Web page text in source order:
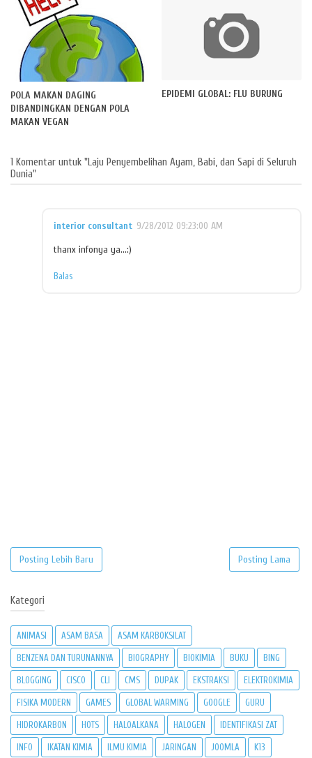
POLA MAKAN DAGING
DIBANDINGKAN DENGAN POLA
MAKAN VEGAN
EPIDEMI GLOBAL: FLU BURUNG
1 Komentar untuk "Laju Penyembelihan Ayam, Babi, dan Sapi di Seluruh
Dunia"
interior consultant 9/28/2012 09:23:00 AM
thanx infonya ya...:)
Balas
Posting Lebih Baru Posting Lama
Kategori
ANIMASI ASAM BASA ASAM KARBOKSILAT
BENZENA DAN TURUNANNYA BIOGRAPHY BIOKIMIA BUKU BING
BLOGGING CISCO CLI CMS DUPAK EKSTRAKSI ELEKTROKIMIA
FISIKA MODERN GAMES GLOBAL WARMING GOOGLE GURU
HIDROKARBON HOTS HALOALKANA HALOGEN IDENTIFIKASI ZAT
INFO IKATAN KIMIA ILMU KIMIA JARINGAN JOOMLA K13